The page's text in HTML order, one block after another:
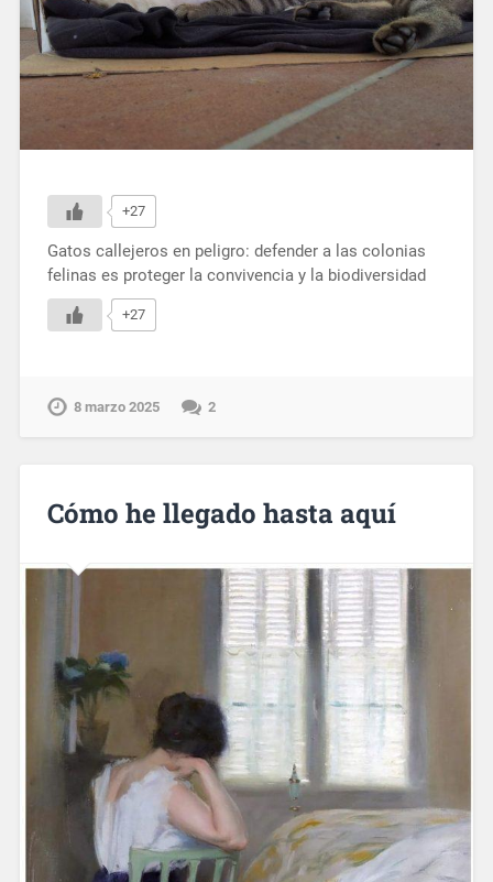
+27
Gatos callejeros en peligro: defender a las colonias
felinas es proteger la convivencia y la biodiversidad
+27
8 marzo 2025 2
Cómo he llegado hasta aquí